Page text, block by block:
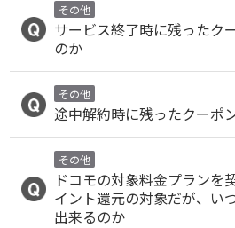
その他
サービス終了時に残ったク
のか
その他
途中解約時に残ったクーポ
その他
ドコモの対象料金プランを
イント還元の対象だが、い
出来るのか